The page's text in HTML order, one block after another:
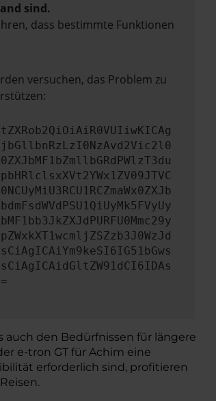
sind.
dass bestimmte Funktionen
versuchen, das Problem zu
auch den Bedürfnissen für längere
e-tron GT für Achim eine
erforderlich sind, profitieren